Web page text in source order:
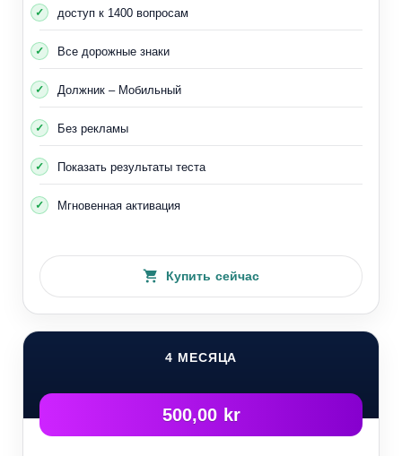
доступ к 1400 вопросам
Все дорожные знаки
Должник – Мобильный
Без рекламы
Показать результаты теста
Мгновенная активация
Купить сейчас
4 МЕСЯЦА
500,00 kr